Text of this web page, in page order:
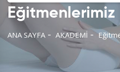
Eğitmenlerimiz
ANA SAYFA AKADEMİ